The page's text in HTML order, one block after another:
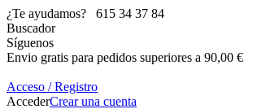
¿Te ayudamos?
615 34 37 84
Buscador
Síguenos
Envio gratis para pedidos superiores a 90,00 €
Acceso / Registro
AccederCrear una cuenta